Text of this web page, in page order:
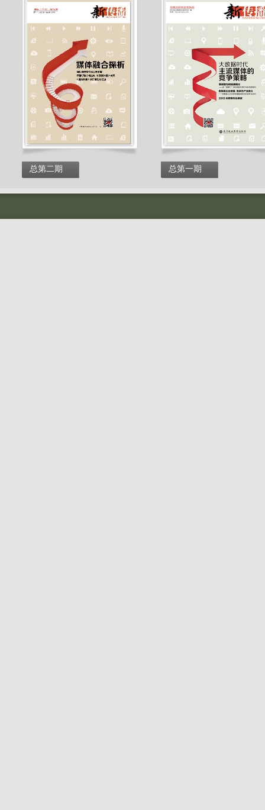
总第二期 总第一期